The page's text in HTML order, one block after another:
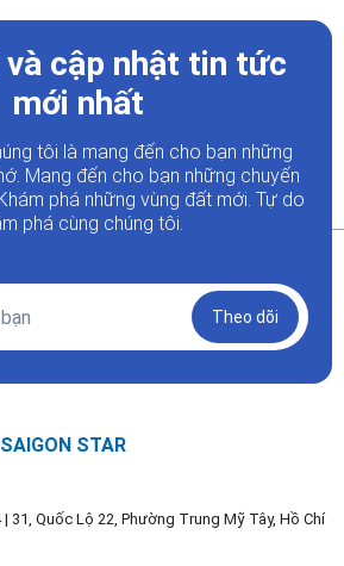
và cập nhật tin tức
mới nhất
tôi là mang đến cho bạn những
Mang đến cho bạn những chuyến
phá những vùng đất mới. Tự do
phá cùng chúng tôi.
Theo dõi
STAR
31, Quốc Lộ 22, Phường Trung Mỹ Tây, Hồ Chí